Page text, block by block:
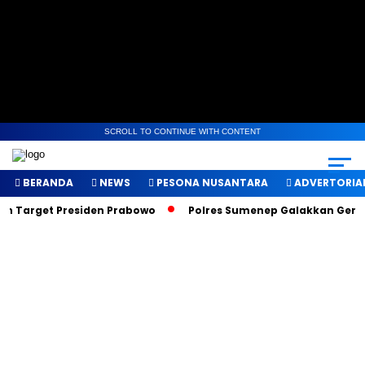
SCROLL TO CONTINUE WITH CONTENT
BERANDA NEWS PESONA NUSANTARA
Target Presiden Prabowo
Polres Sumenep Galakkan